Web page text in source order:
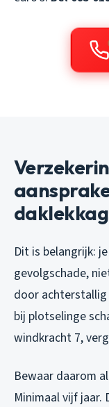
Dit is belangrijk:
gevolgschade,
door achterstallig
bij plotselinge
windkracht 7,
Bewaar daarom
Minimaal vijf jaar.